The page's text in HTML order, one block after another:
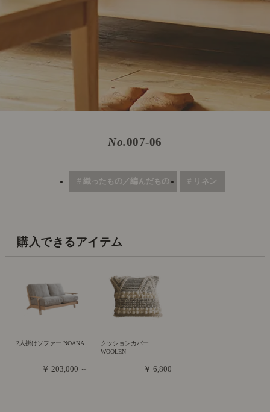
No.007-06
# 織ったもの／編んだもの # リネン
購入できるアイテム
2人掛けソファー NOANA
￥ 203,000 ～
クッションカバー
WOOLEN
￥ 6,800